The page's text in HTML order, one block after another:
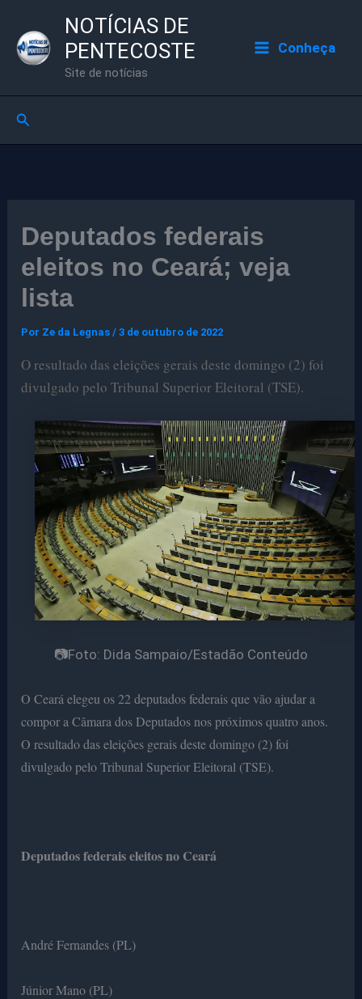
para
NOTÍCIAS DE
PENTECOSTE
Site de notícias
Conheça
Pesquisar
Deputados federais
eleitos no Ceará; veja
lista
Por Ze da Legnas/3 de outubro de 2022
O resultado das eleições gerais deste domingo (2) foi
divulgado pelo Tribunal Superior Eleitoral (TSE).
📷Foto: Dida Sampaio/Estadão Conteúdo
O Ceará elegeu os 22 deputados federais que vão ajudar a
compor a Câmara dos Deputados nos próximos quatro anos.
O resultado das eleições gerais deste domingo (2) foi
divulgado pelo Tribunal Superior Eleitoral (TSE).
Deputados federais eleitos no Ceará
André Fernandes (PL)
Júnior Mano (PL)